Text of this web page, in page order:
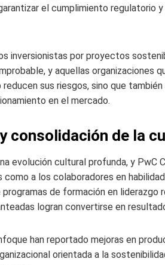
el cumplimiento regulatorio
inversionistas por proyectos
y aquellas organizaciones
sus riesgos, sino que
en el mercado.
consolidación de la
evolución cultural profunda, y PwC
a los colaboradores en
de formación en liderazgo
logran convertirse en
han reportado mejoras en
orientada a la